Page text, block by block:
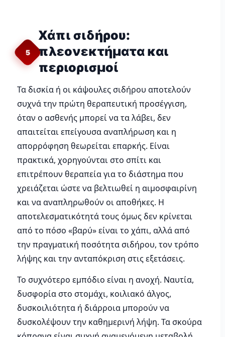
5
Χάπι σιδήρου:
πλεονεκτήματα και
περιορισμοί
Τα δισκία ή οι κάψουλες σιδήρου αποτελούν
συχνά την πρώτη θεραπευτική προσέγγιση,
όταν ο ασθενής μπορεί να τα λάβει, δεν
απαιτείται επείγουσα αναπλήρωση και η
απορρόφηση θεωρείται επαρκής. Είναι
πρακτικά, χορηγούνται στο σπίτι και
επιτρέπουν θεραπεία για το διάστημα που
χρειάζεται ώστε να βελτιωθεί η αιμοσφαιρίνη
και να αναπληρωθούν οι αποθήκες. Η
αποτελεσματικότητά τους όμως δεν κρίνεται
από το πόσο «βαρύ» είναι το χάπι, αλλά από
την πραγματική ποσότητα σιδήρου, τον τρόπο
λήψης και την ανταπόκριση στις εξετάσεις.
Το συχνότερο εμπόδιο είναι η ανοχή. Ναυτία,
δυσφορία στο στομάχι, κοιλιακό άλγος,
δυσκοιλιότητα ή διάρροια μπορούν να
δυσκολέψουν την καθημερινή λήψη. Τα σκούρα